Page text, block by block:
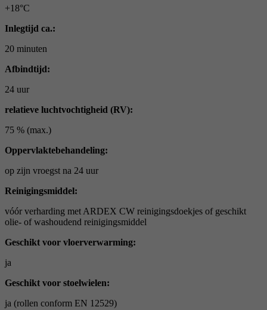
+18°C
Inlegtijd ca.:
20 minuten
Afbindtijd:
24 uur
relatieve luchtvochtigheid (RV):
75 % (max.)
Oppervlaktebehandeling:
op zijn vroegst na 24 uur
Reinigingsmiddel:
vóór verharding met ARDEX CW reinigingsdoekjes of geschikt
olie- of washoudend reinigingsmiddel
Geschikt voor vloerverwarming:
ja
Geschikt voor stoelwielen:
ja (rollen conform EN 12529)